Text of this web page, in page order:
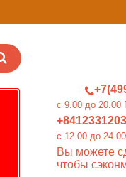
c 9.00 до
c 12.00 до
Вы можете
чтобы